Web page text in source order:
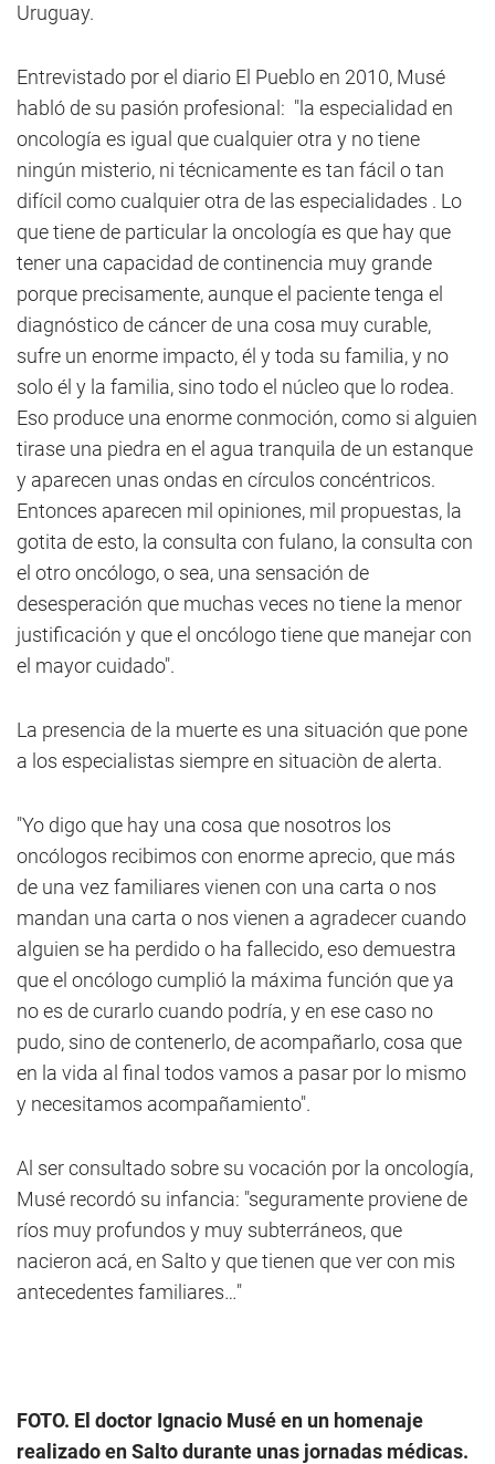
Uruguay.
Entrevistado por el diario El Pueblo en 2010, Musé
habló de su pasión profesional: "la especialidad en
oncología es igual que cualquier otra y no tiene
ningún misterio, ni técnicamente es tan fácil o tan
difícil como cualquier otra de las especialidades . Lo
que tiene de particular la oncología es que hay que
tener una capacidad de continencia muy grande
porque precisamente, aunque el paciente tenga el
diagnóstico de cáncer de una cosa muy curable,
sufre un enorme impacto, él y toda su familia, y no
solo él y la familia, sino todo el núcleo que lo rodea.
Eso produce una enorme conmoción, como si alguien
tirase una piedra en el agua tranquila de un estanque
y aparecen unas ondas en círculos concéntricos.
Entonces aparecen mil opiniones, mil propuestas, la
gotita de esto, la consulta con fulano, la consulta con
el otro oncólogo, o sea, una sensación de
desesperación que muchas veces no tiene la menor
justificación y que el oncólogo tiene que manejar con
el mayor cuidado".
La presencia de la muerte es una situación que pone
a los especialistas siempre en situaciòn de alerta.
"Yo digo que hay una cosa que nosotros los
oncólogos recibimos con enorme aprecio, que más
de una vez familiares vienen con una carta o nos
mandan una carta o nos vienen a agradecer cuando
alguien se ha perdido o ha fallecido, eso demuestra
que el oncólogo cumplió la máxima función que ya
no es de curarlo cuando podría, y en ese caso no
pudo, sino de contenerlo, de acompañarlo, cosa que
en la vida al final todos vamos a pasar por lo mismo
y necesitamos acompañamiento".
Al ser consultado sobre su vocación por la oncología,
Musé recordó su infancia: "seguramente proviene de
ríos muy profundos y muy subterráneos, que
nacieron acá, en Salto y que tienen que ver con mis
antecedentes familiares…"
FOTO. El doctor Ignacio Musé en un homenaje
realizado en Salto durante unas jornadas médicas.